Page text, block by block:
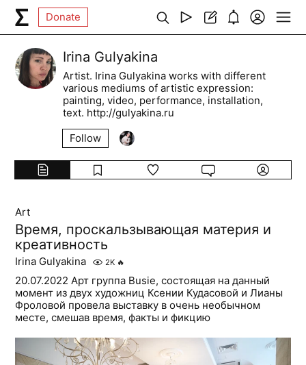
Donate
Irina Gulyakina
Artist. Irina Gulyakina works with different
various mediums of artistic expression:
painting, video, performance, installation,
text. http://gulyakina.ru
Follow
Art
Время, проскальзывающая материя и
креативность
Irina Gulyakina 2K 🔥
20.07.2022 Арт группа Busie, состоящая на данный
момент из двух художниц Ксении Кудасовой и Лианы
Фроловой провела выставку в очень необычном
месте, смешав время, факты и фикцию